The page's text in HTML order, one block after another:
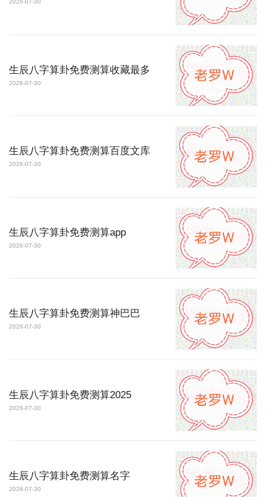
2026-07-30
生辰八字算卦免费测算收藏最多
2026-07-30
生辰八字算卦免费测算百度文库
2026-07-30
生辰八字算卦免费测算app
2026-07-30
生辰八字算卦免费测算神巴巴
2026-07-30
生辰八字算卦免费测算2025
2026-07-30
生辰八字算卦免费测算名字
2026-07-30